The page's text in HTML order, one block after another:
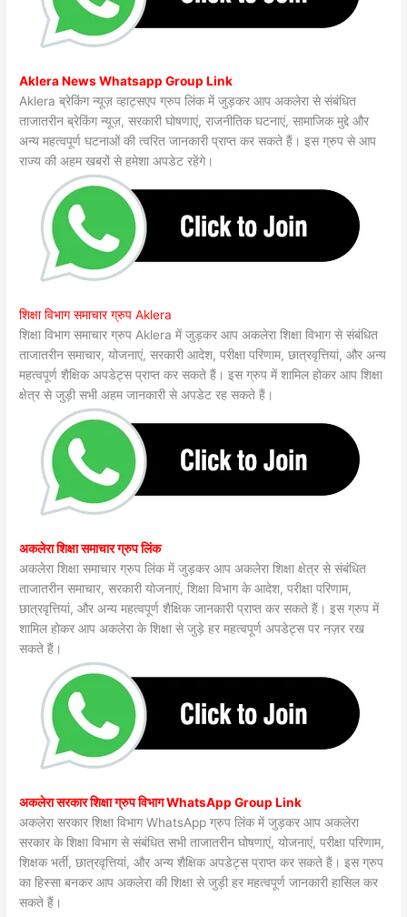
Aklera News Whatsapp Group Link
Aklera ब्रेकिंग न्यूज़ व्हाट्सएप ग्रुप लिंक में जुड़कर आप अकलेरा से संबंधित
ताजातरीन ब्रेकिंग न्यूज़, सरकारी घोषणाएं, राजनीतिक घटनाएं, सामाजिक मुद्दे और
अन्य महत्वपूर्ण घटनाओं की त्वरित जानकारी प्राप्त कर सकते हैं। इस ग्रुप से आप
राज्य की अहम खबरों से हमेशा अपडेट रहेंगे।
शिक्षा विभाग समाचार ग्रुप Aklera
शिक्षा विभाग समाचार ग्रुप Aklera में जुड़कर आप अकलेरा शिक्षा विभाग से संबंधित
ताजातरीन समाचार, योजनाएं, सरकारी आदेश, परीक्षा परिणाम, छात्रवृत्तियां, और अन्य
महत्वपूर्ण शैक्षिक अपडेट्स प्राप्त कर सकते हैं। इस ग्रुप में शामिल होकर आप शिक्षा
क्षेत्र से जुड़ी सभी अहम जानकारी से अपडेट रह सकते हैं।
अकलेरा शिक्षा समाचार ग्रुप लिंक
अकलेरा शिक्षा समाचार ग्रुप लिंक में जुड़कर आप अकलेरा शिक्षा क्षेत्र से संबंधित
ताजातरीन समाचार, सरकारी योजनाएं, शिक्षा विभाग के आदेश, परीक्षा परिणाम,
छात्रवृत्तियां, और अन्य महत्वपूर्ण शैक्षिक जानकारी प्राप्त कर सकते हैं। इस ग्रुप में
शामिल होकर आप अकलेरा के शिक्षा से जुड़े हर महत्वपूर्ण अपडेट्स पर नज़र रख
सकते हैं।
अकलेरा सरकार शिक्षा ग्रुप विभाग WhatsApp Group Link
अकलेरा सरकार शिक्षा विभाग WhatsApp ग्रुप लिंक में जुड़कर आप अकलेरा
सरकार के शिक्षा विभाग से संबंधित सभी ताजातरीन घोषणाएं, योजनाएं, परीक्षा परिणाम,
शिक्षक भर्ती, छात्रवृत्तियां, और अन्य शैक्षिक अपडेट्स प्राप्त कर सकते हैं। इस ग्रुप
का हिस्सा बनकर आप अकलेरा की शिक्षा से जुड़ी हर महत्वपूर्ण जानकारी हासिल कर
सकते हैं।